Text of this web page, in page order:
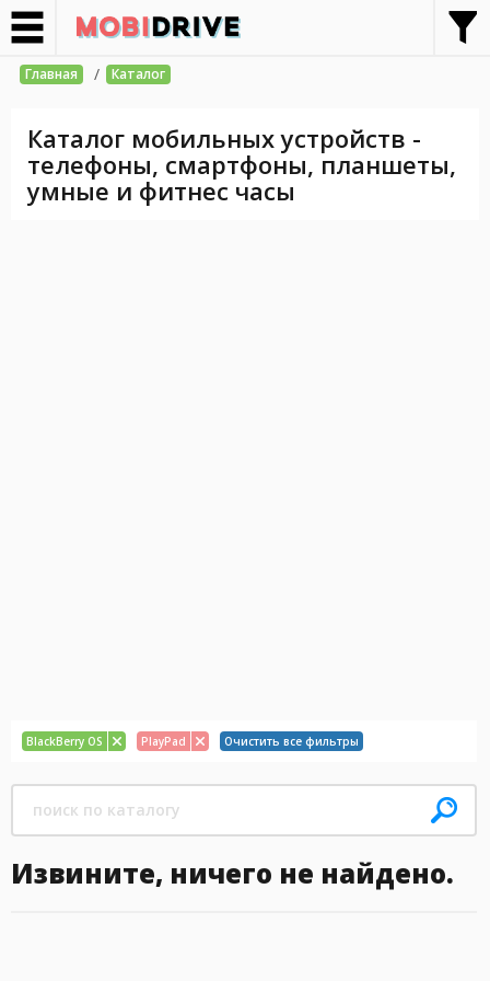
Главная / Каталог
Каталог мобильных устройств -
телефоны, смартфоны, планшеты,
умные и фитнес часы
BlackBerry OS PlayPad Очистить все фильтры
Извините, ничего не найдено.